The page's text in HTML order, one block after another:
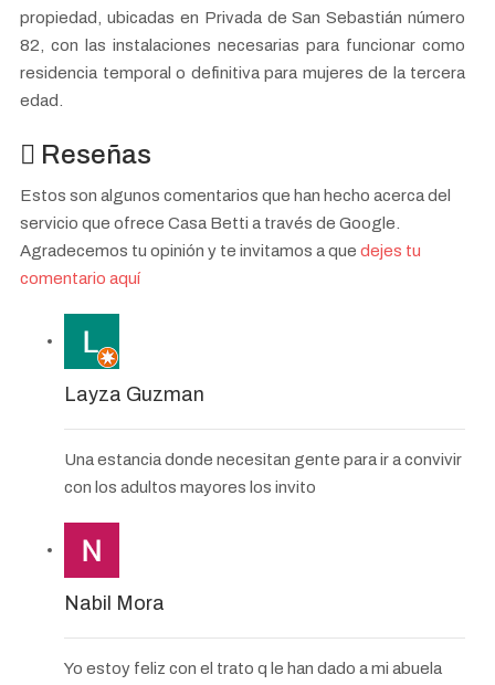
propiedad, ubicadas en Privada de San Sebastián número
82, con las instalaciones necesarias para funcionar como
residencia temporal o definitiva para mujeres de la tercera
edad.
Reseñas
Estos son algunos comentarios que han hecho acerca del
servicio que ofrece Casa Betti a través de Google.
Agradecemos tu opinión y te invitamos a que dejes tu
comentario aquí
Layza Guzman
Una estancia donde necesitan gente para ir a convivir
con los adultos mayores los invito
Nabil Mora
Yo estoy feliz con el trato q le han dado a mi abuela